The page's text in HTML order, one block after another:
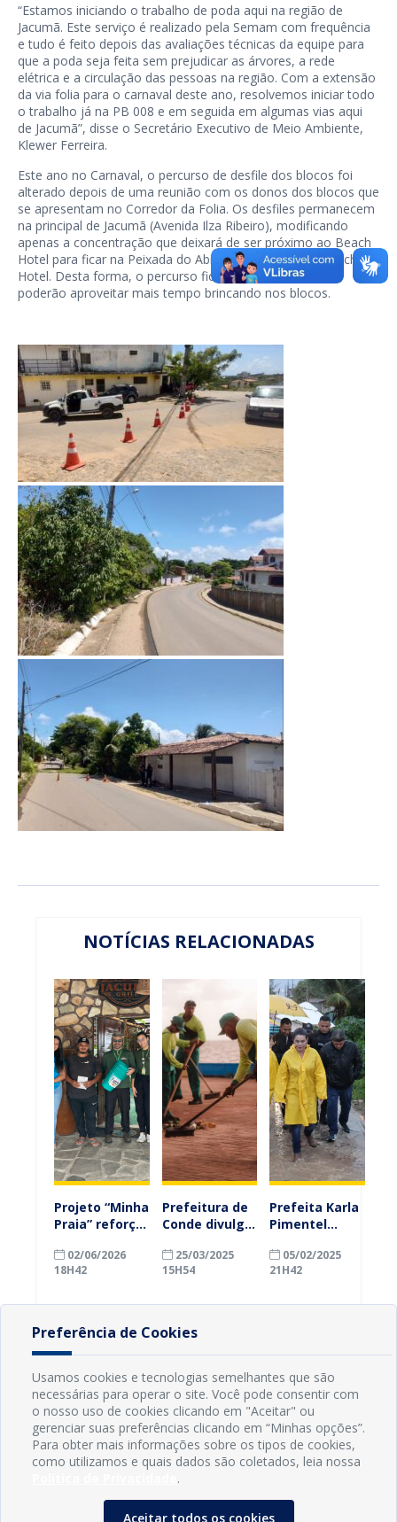
“Estamos iniciando o trabalho de poda aqui na região de
Jacumã. Este serviço é realizado pela Semam com frequência
e tudo é feito depois das avaliações técnicas da equipe para
que a poda seja feita sem prejudicar as árvores, a rede
elétrica e a circulação das pessoas na região. Com a extensão
da via folia para o carnaval deste ano, resolvemos iniciar todo
o trabalho já na PB 008 e em seguida em algumas vias aqui
de Jacumã”, disse o Secretário Executivo de Meio Ambiente,
Klewer Ferreira.
Este ano no Carnaval, o percurso de desfile dos blocos foi
alterado depois de uma reunião com os donos dos blocos que
se apresentam no Corredor da Folia. Os desfiles permanecem
na principal de Jacumã (Avenida Ilza Ribeiro), modificando
apenas a concentração que deixará de ser próximo ao Beach
Hotel para ficar na Peixada do Abílio, encerrando no Beach
Hotel. Desta forma, o percurso fica maior e os foliões
poderão aproveitar mais tempo brincando nos blocos.
NOTÍCIAS RELACIONADAS
Projeto “Minha
Praia” reforça
ambiental e
distribui
educativos na
orla de Conde
02/06/2026
18H42
Prefeitura de
Conde divulga
de coleta de
lixo
25/03/2025
15H54
Prefeita Karla
Pimentel
emergenciais
durante
e cria comitê
05/02/2025
21H42
Preferência de Cookies
Usamos cookies e tecnologias semelhantes que são
necessárias para operar o site. Você pode consentir com
o nosso uso de cookies clicando em "Aceitar" ou
gerenciar suas preferências clicando em “Minhas opções”.
Para obter mais informações sobre os tipos de cookies,
como utilizamos e quais dados são coletados, leia nossa
.
Aceitar todos os cookies